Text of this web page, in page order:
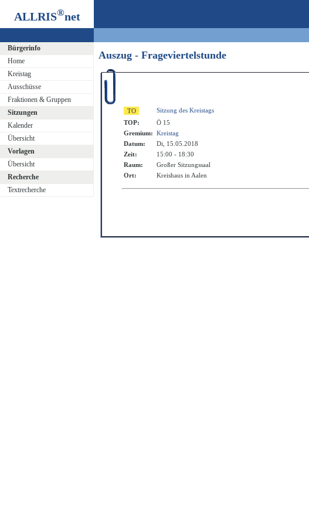
ALLRIS®net
Bürgerinfo
Home
Kreistag
Ausschüsse
Fraktionen & Gruppen
Sitzungen
Kalender
Übersicht
Vorlagen
Übersicht
Recherche
Textrecherche
Auszug - Frageviertelstunde
Sitzung des Kreistags
TOP:
Ö 15
Gremium: Kreistag
Datum:
Di, 15.05.2018
Zeit:
15:00 - 18:30
Raum:
Großer Sitzungssaal
Ort:
Kreishaus in Aalen